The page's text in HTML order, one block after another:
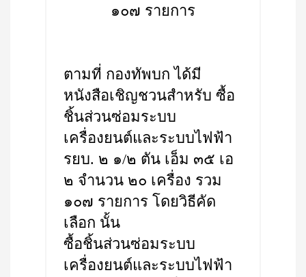
๑๐๗ รายการ
ตามที่ กองทัพบก ได้มี
หนังสือเชิญชวนสำหรับ ซื้อ
ชิ้นส่วนซ่อมระบบ
เครื่องยนต์และระบบไฟฟ้า
รยบ. ๒ ๑/๒ ตัน เอ็ม ๓๕ เอ
๒ จำนวน ๒๐ เครื่อง รวม
๑๐๗ รายการ โดยวิธีคัด
เลือก นั้น
ซื้อชิ้นส่วนซ่อมระบบ
เครื่องยนต์และระบบไฟฟ้า